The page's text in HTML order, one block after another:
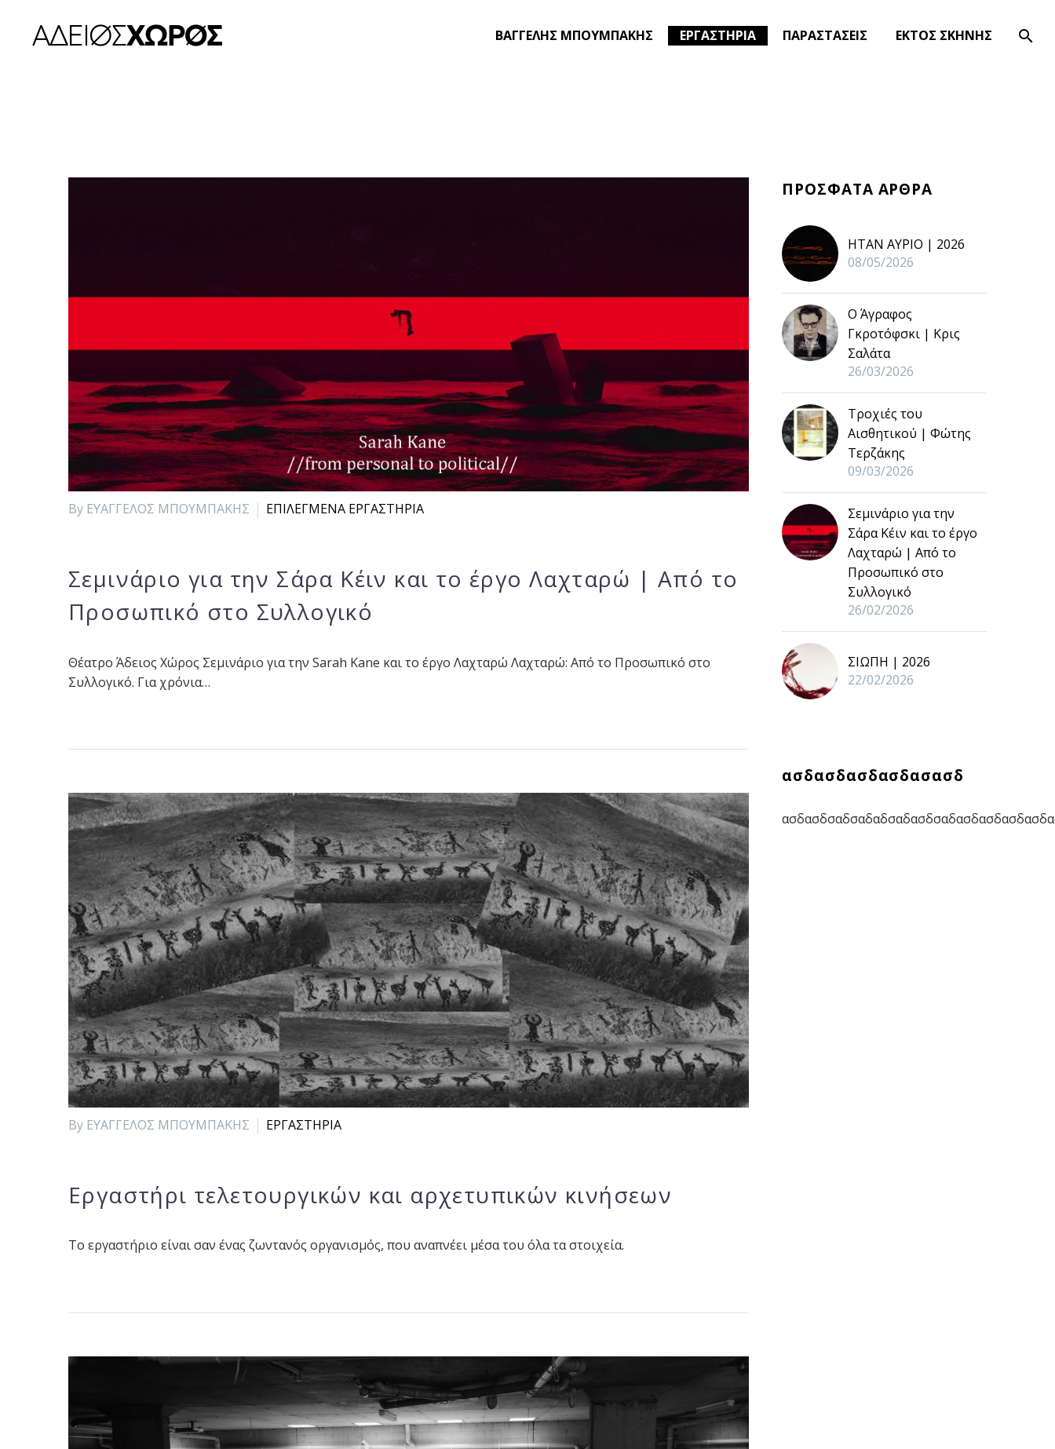
BΑΓΓΕΛΗΣ ΜΠΟΥΜΠΑΚΗΣ ΕΡΓΑΣΤΗΡΙΑ ΠΑΡΑΣΤΑΣΕΙΣ ΕΚΤΟΣ ΣΚΗΝΗΣ
By ΕΥΑΓΓΕΛΟΣ ΜΠΟΥΜΠΑΚΗΣ ΕΠΙΛΕΓΜΕΝΑ ΕΡΓΑΣΤΗΡΙΑ
Σεμινάριο για την Σάρα Κέιν και το έργο Λαχταρώ | Από το
Προσωπικό στο Συλλογικό
Θέατρο Άδειος Χώρος Σεμινάριο για την Sarah Kane και το έργο Λαχταρώ Λαχταρώ: Από το Προσωπικό στο
Συλλογικό. Για χρόνια…
By ΕΥΑΓΓΕΛΟΣ ΜΠΟΥΜΠΑΚΗΣ ΕΡΓΑΣΤΗΡΙΑ
Εργαστήρι τελετουργικών και αρχετυπικών κινήσεων
Το εργαστήριο είναι σαν ένας ζωντανός οργανισμός, που αναπνέει μέσα του όλα τα στοιχεία.
ΠΡΟΣΦΑΤΑ ΑΡΘΡΑ
ΗΤΑΝ ΑΥΡΙΟ | 2026
08/05/2026
Ο Άγραφος
Γκροτόφσκι | Κρις
Σαλάτα
26/03/2026
Τροχιές του
Αισθητικού | Φώτης
Τερζάκης
09/03/2026
Σεμινάριο για την
Σάρα Κέιν και το έργο
Λαχταρώ | Από το
Προσωπικό στο
Συλλογικό
26/02/2026
ΣΙΩΠΗ | 2026
22/02/2026
ασδασδασδασδασασδ